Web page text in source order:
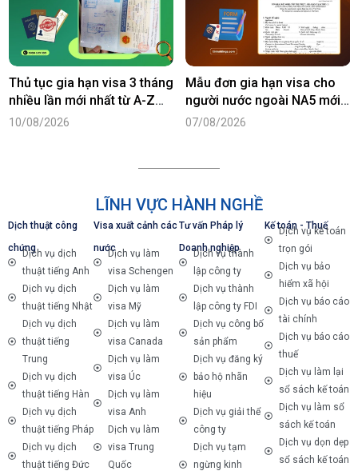
Thủ tục gia hạn visa 3 tháng
nhiều lần mới nhất từ A-Z
năm 2026
10/08/2026
Mẫu đơn gia hạn visa cho
người nước ngoài NA5 mới
nhất năm 2026
07/08/2026
LĨNH VỰC HÀNH NGHỀ
Dịch thuật công
chứngDịch vụ dịch
thuật tiếng Anh
Dịch vụ dịch
thuật tiếng Nhật
Dịch vụ dịch
thuật tiếng
Trung
Dịch vụ dịch
thuật tiếng Hàn
Dịch vụ dịch
thuật tiếng Pháp
Dịch vụ dịch
thuật tiếng Đức
Visa xuất cảnh các
nướcDịch vụ làm
visa Schengen
Dịch vụ làm
visa Mỹ
Dịch vụ làm
visa Canada
Dịch vụ làm
visa Úc
Dịch vụ làm
visa Anh
Dịch vụ làm
visa Trung
Quốc
Tư vấn Pháp lý
Doanh nghiệp
Dịch vụ thành
lập công ty
Dịch vụ thành
lập công ty FDI
Dịch vụ công bố
sản phẩm
Dịch vụ đăng ký
bảo hộ nhãn
hiệu
Dịch vụ giải thể
công ty
Dịch vụ tạm
ngừng kinh
Kế toán - Thuế
Dịch vụ kế toán
trọn gói
Dịch vụ bảo
hiểm xã hội
Dịch vụ báo cáo
tài chính
Dịch vụ báo cáo
thuế
Dịch vụ làm lại
sổ sách kế toán
Dịch vụ làm sổ
sách kế toán
Dịch vụ dọn dẹp
sổ sách kế toán